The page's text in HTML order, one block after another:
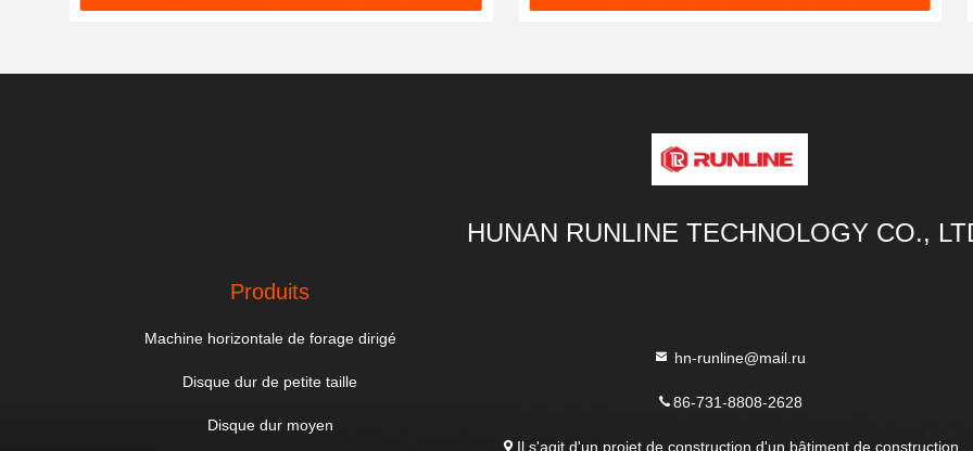
HUNAN RUNLINE TECHNOLOGY CO.,
Produits
Machine horizontale de forage dirigé
Disque dur de petite taille
Disque dur moyen
hn-runline@mail.ru
86-731-8808-2628
Il s'agit d'un projet de construction d'un bâtiment de construction